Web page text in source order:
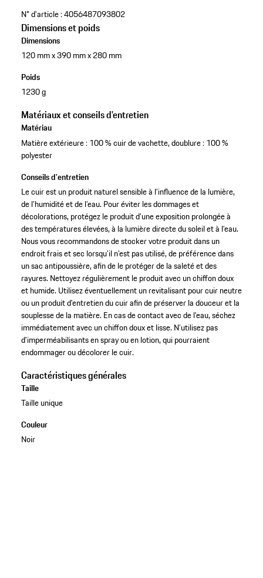
N° d'article :4056487093802
Dimensions et poids
Dimensions
120 mm x 390 mm x 280 mm
Poids
1230 g
Matériaux et conseils d'entretien
Matériau
Matière extérieure : 100 % cuir de vachette, doublure : 100 %
polyester
Conseils d'entretien
Le cuir est un produit naturel sensible à l’influence de la lumière,
de l’humidité et de l’eau. Pour éviter les dommages et
décolorations, protégez le produit d’une exposition prolongée à
des températures élevées, à la lumière directe du soleil et à l’eau.
Nous vous recommandons de stocker votre produit dans un
endroit frais et sec lorsqu’il n’est pas utilisé, de préférence dans
un sac antipoussière, afin de le protéger de la saleté et des
rayures. Nettoyez régulièrement le produit avec un chiffon doux
et humide. Utilisez éventuellement un revitalisant pour cuir neutre
ou un produit d’entretien du cuir afin de préserver la douceur et la
souplesse de la matière. En cas de contact avec de l’eau, séchez
immédiatement avec un chiffon doux et lisse. N’utilisez pas
d’imperméabilisants en spray ou en lotion, qui pourraient
endommager ou décolorer le cuir.
Caractéristiques générales
Taille
Taille unique
Couleur
Noir